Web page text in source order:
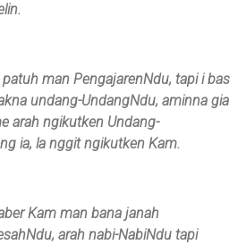
man PengajarenNdu, tapi i bas
undang-UndangNdu, aminna gia
arah ngikutken Undang-
ia, la nggit ngikutken Kam.
Kam man bana janah
arah nabi-NabiNdu tapi